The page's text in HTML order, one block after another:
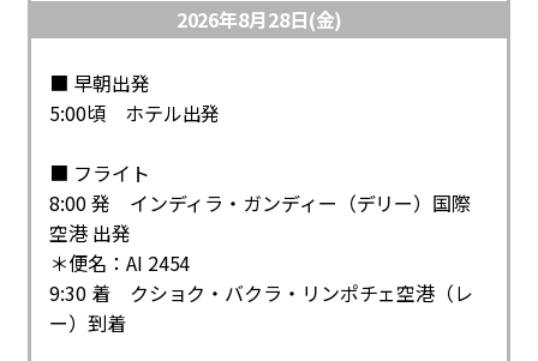
2026年8月28日(金)
■ 早朝出発
5:00頃 ホテル出発
■ フライト
8:00 発 インディラ・ガンディー（デリー）国際
空港 出発
＊便名：AI 2454
9:30 着 クショク・バクラ・リンポチェ空港（レ
ー）到着